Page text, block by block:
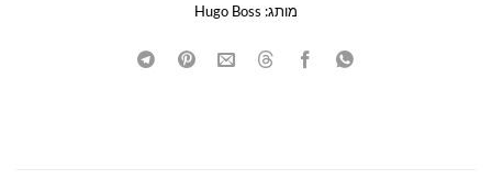
מותג: Hugo Boss